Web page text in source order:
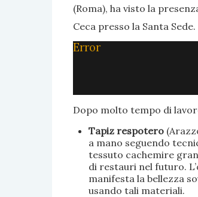
(Roma), ha visto la
Ceca presso la Santa Sede.
Error
Dopo molto tempo di
Tapiz respotero
a mano seguendo
tessuto cachemire
di restauri nel futuro.
manifesta la bellezza
usando tali materiali.